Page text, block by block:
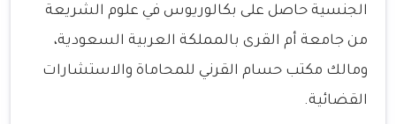
الجنسية حاصل على بكالوريوس في علوم الشريعة
من جامعة أم القرى بالمملكة العربية السعودية،
ومالك مكتب حسام القرني للمحاماة والاستشارات
القضائية.